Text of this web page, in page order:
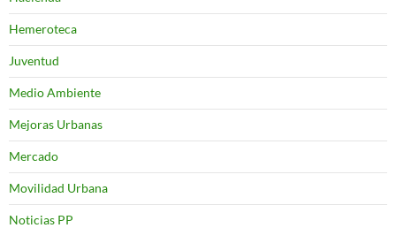
Hemeroteca
Juventud
Medio Ambiente
Mejoras Urbanas
Mercado
Movilidad Urbana
Noticias PP